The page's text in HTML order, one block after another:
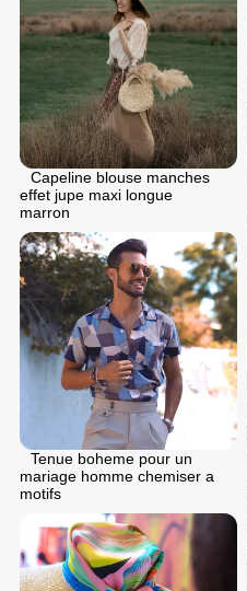
Capeline blouse manches
effet jupe maxi longue
marron
Tenue boheme pour un
mariage homme chemiser a
motifs